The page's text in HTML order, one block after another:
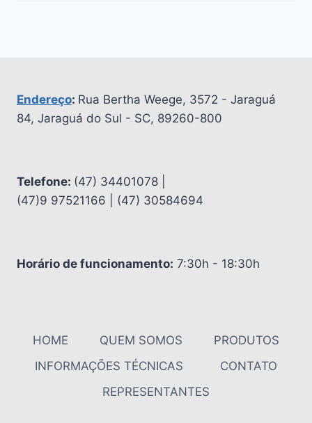
Endereço: Rua Bertha Weege, 3572 - Jaraguá
84, Jaraguá do Sul - SC, 89260-800
Telefone: (47) 34401078 |
(47)9 97521166 | (47) 30584694
Horário de funcionamento: 7:30h - 18:30h
HOME QUEM SOMOS
PRODUTOS
INFORMAÇÕES TÉCNICAS
CONTATO
REPRESENTANTES